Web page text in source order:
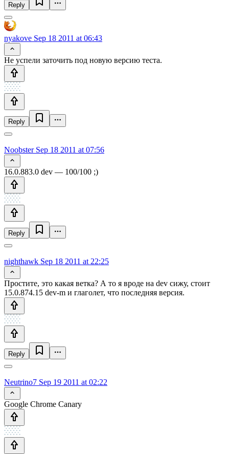
Reply
nyakove Sep 18 2011 at 06:43
Не успели заточить под новую версию теста.
Reply
NoobsterSep 18 2011 at 07:56
16.0.883.0 dev — 100/100 ;)
Reply
nighthawk Sep 18 2011 at 22:25
Простите, это какая ветка? А то я вроде на dev сижу, стоит
15.0.874.15 dev-m и глаголет, что последняя версия.
Reply
Neutrino7 Sep 19 2011 at 02:22
Google Chrome Canary